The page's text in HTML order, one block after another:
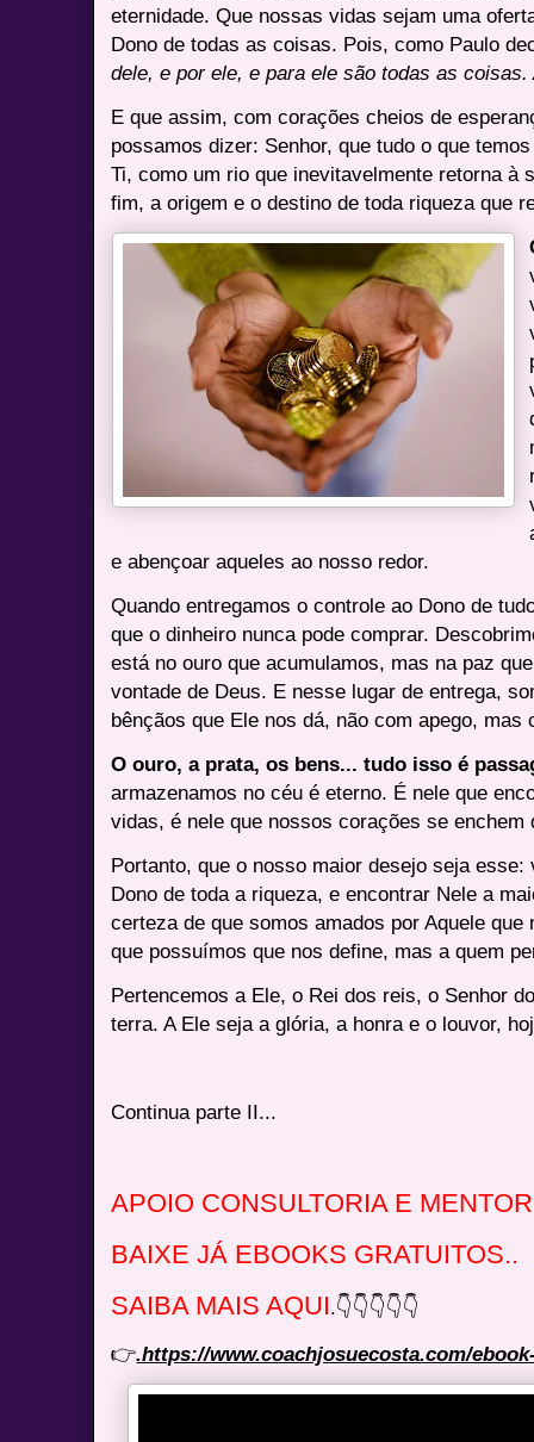
eternidade. Que nossas vidas sejam uma
Dono de todas as coisas. Pois, como Paulo
dele, e por ele, e para ele são todas as
E que assim, com corações cheios de
possamos dizer: Senhor, que tudo o que
Ti, como um rio que inevitavelmente retorna à
fim, a origem e o destino de toda riqueza que
e abençoar aqueles ao nosso redor.
Quando entregamos o controle ao Dono de
que o dinheiro nunca pode comprar.
está no ouro que acumulamos, mas na paz
vontade de Deus. E nesse lugar de entrega,
bênçãos que Ele nos dá, não com apego, mas
O ouro, a prata, os bens... tudo isso é
armazenamos no céu é eterno. É nele que
vidas, é nele que nossos corações se enchem
Portanto, que o nosso maior desejo seja
Dono de toda a riqueza, e encontrar Nele a
certeza de que somos amados por Aquele
que possuímos que nos define, mas a quem
Pertencemos a Ele, o Rei dos reis, o Senhor
terra. A Ele seja a glória, a honra e o louvor,
Continua parte II...
APOIO CONSULTORIA E
BAIXE JÁ EBOOKS GRATUITOS..
SAIBA MAIS AQUI.👇👇👇👇👇
👉.https://www.coachjosuecosta.com/